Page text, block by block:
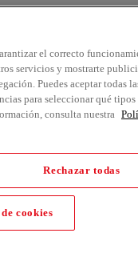
el correcto
servicios y mostrarte
Puedes aceptar todas
para seleccionar qué tipos
consulta nuestra
Rechazar todas
cookies